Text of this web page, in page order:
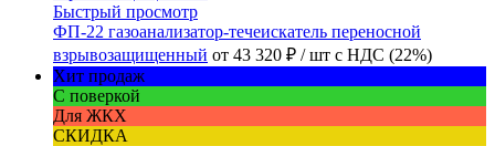
Быстрый просмотр
ФП-22 газоанализатор-течеискатель переносной
взрывозащищенный от 43 320 ₽ / шт с НДС (22%)
Хит продаж
С поверкой
Для ЖКХ
СКИДКА